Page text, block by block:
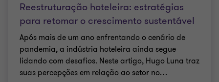
Reestruturação hoteleira: estratégias
para retomar o crescimento sustentável
Após mais de um ano enfrentando o cenário de
pandemia, a indústria hoteleira ainda segue
lidando com desafios. Neste artigo, Hugo Luna traz
suas percepções em relação ao setor no…